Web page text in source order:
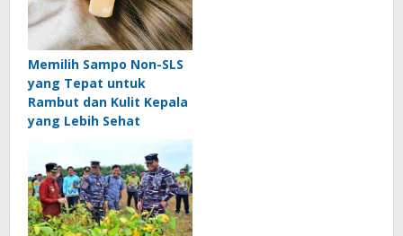
Memilih Sampo Non-SLS
yang Tepat untuk
Rambut dan Kulit Kepala
yang Lebih Sehat